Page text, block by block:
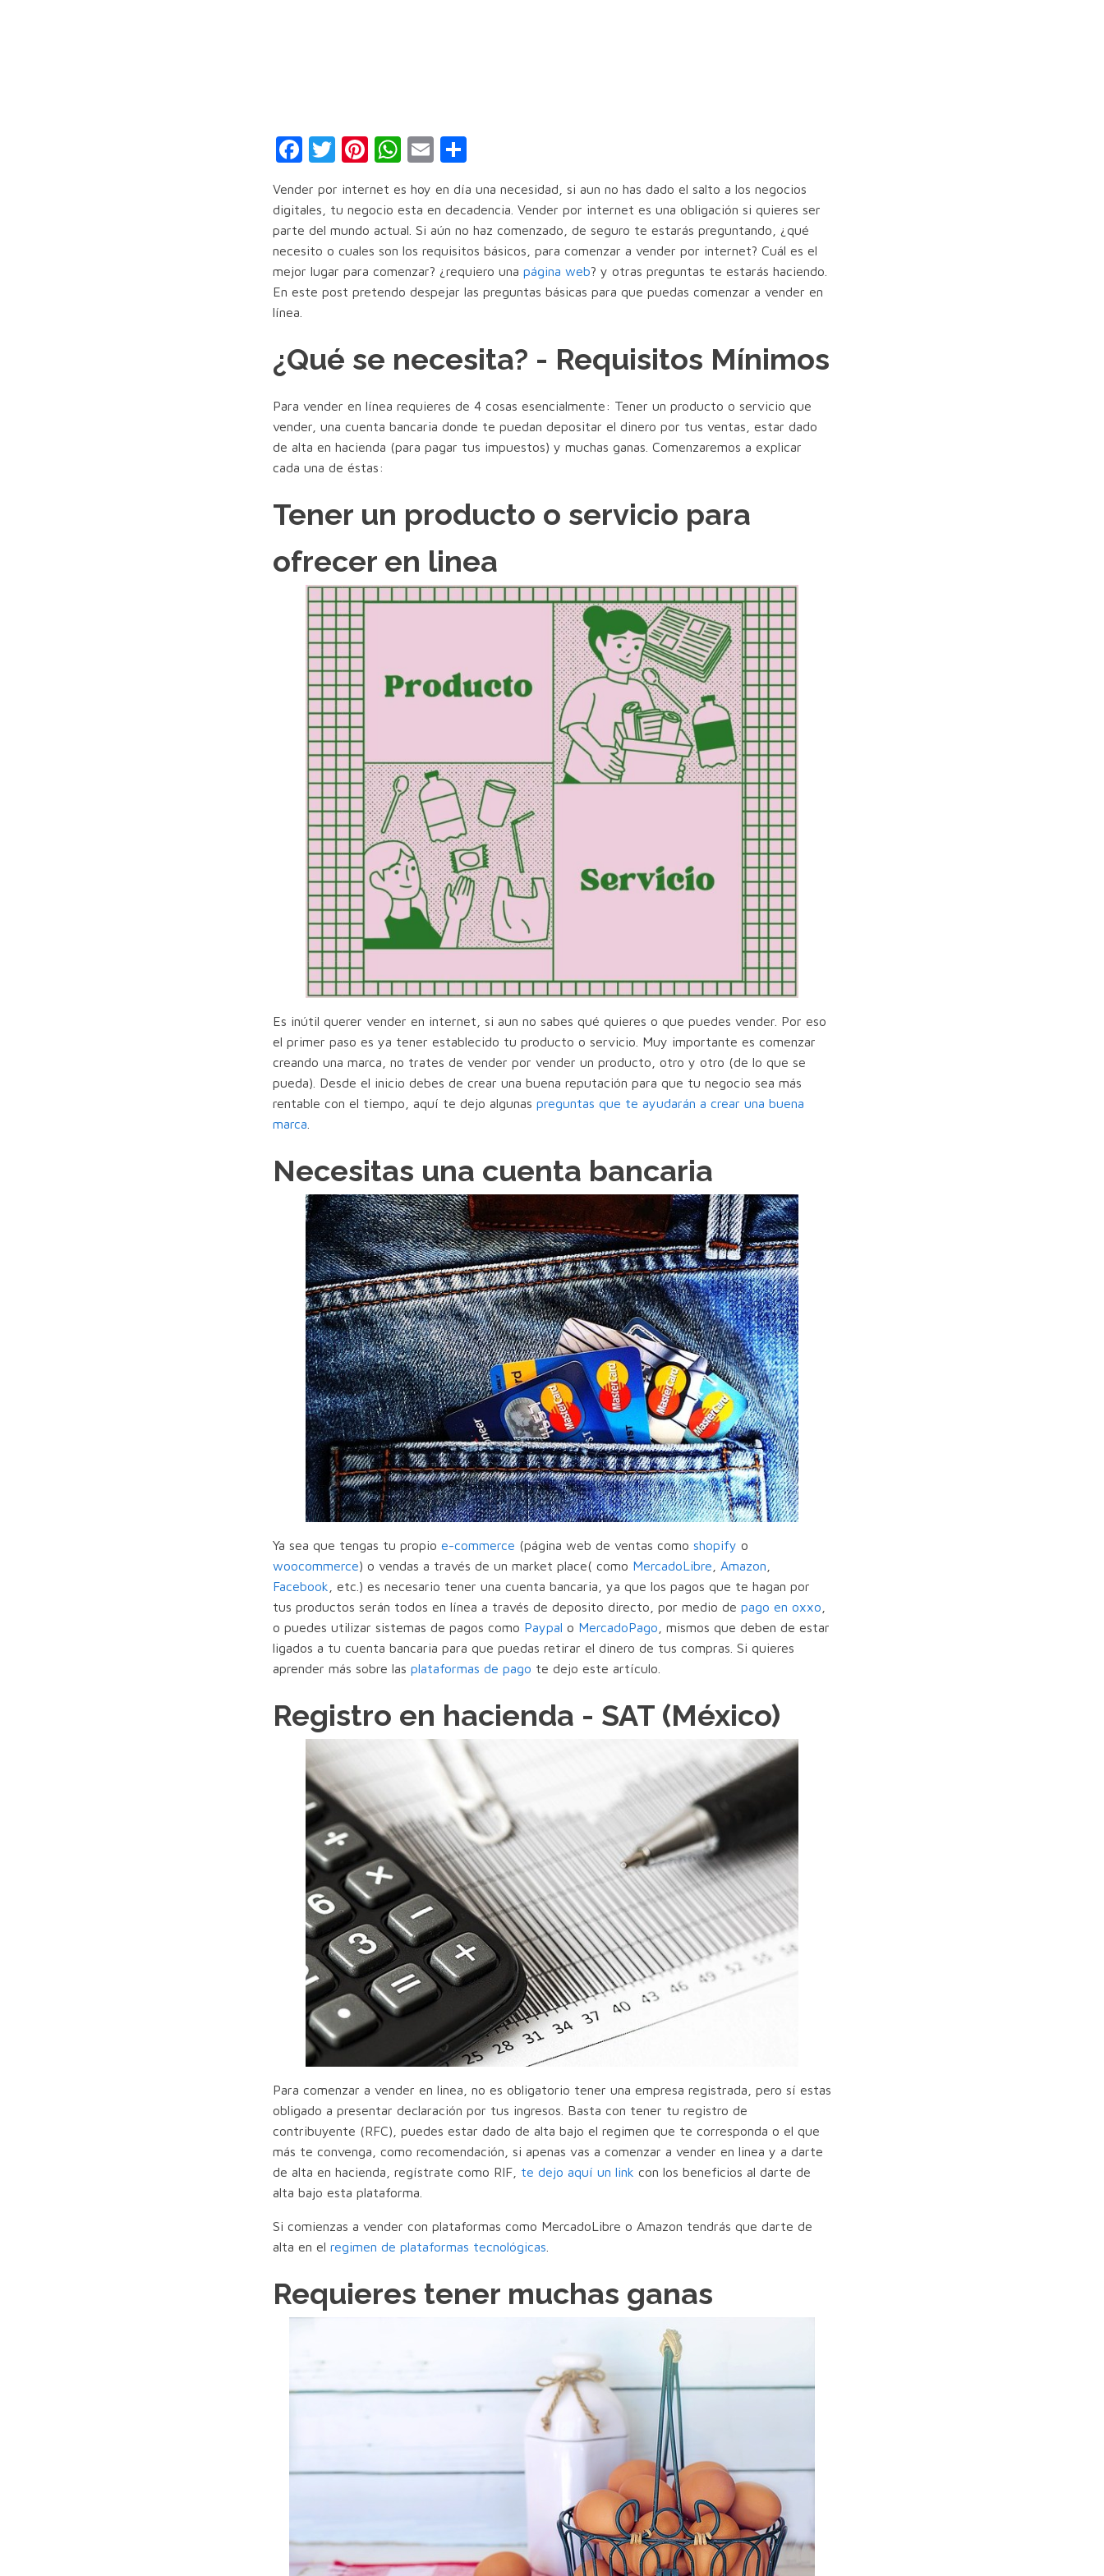
Facebook
Twitter
Pinterest
WhatsApp
Email
Vender por internet es hoy en día una necesidad, si aun no has dado el salto a los negocios
digitales, tu negocio esta en decadencia. Vender por internet es una obligación si quieres ser
parte del mundo actual. Si aún no haz comenzado, de seguro te estarás preguntando, ¿qué
necesito o cuales son los requisitos básicos, para comenzar a vender por internet? Cuál es el
mejor lugar para comenzar? ¿requiero una página web? y otras preguntas te estarás haciendo.
En este post pretendo despejar las preguntas básicas para que puedas comenzar a vender en
línea.
¿Qué se necesita? - Requisitos Mínimos
Para vender en línea requieres de 4 cosas esencialmente: Tener un producto o servicio que
vender, una cuenta bancaria donde te puedan depositar el dinero por tus ventas, estar dado
de alta en hacienda (para pagar tus impuestos) y muchas ganas. Comenzaremos a explicar
cada una de éstas:
Tener un producto o servicio para
ofrecer en linea
Es inútil querer vender en internet, si aun no sabes qué quieres o que puedes vender. Por eso
el primer paso es ya tener establecido tu producto o servicio. Muy importante es comenzar
creando una marca, no trates de vender por vender un producto, otro y otro (de lo que se
pueda). Desde el inicio debes de crear una buena reputación para que tu negocio sea más
rentable con el tiempo, aquí te dejo algunas preguntas que te ayudarán a crear una buena
marca
Necesitas una cuenta bancaria
Ya sea que tengas tu propio e-commerce (página web de ventas como shopify o
woocommerce) o vendas a través de un market place( como MercadoLibre Amazon
Facebook , etc.) es necesario tener una cuenta bancaria, ya que los pagos que te hagan por
tus productos serán todos en línea a través de deposito directo, por medio de pago en oxxo
o puedes utilizar sistemas de pagos como Paypal o MercadoPago , mismos que deben de estar
ligados a tu cuenta bancaria para que puedas retirar el dinero de tus compras. Si quieres
aprender más sobre las plataformas de pago te dejo este artículo.
Registro en hacienda - SAT (México)
Para comenzar a vender en linea, no es obligatorio tener una empresa registrada, pero sí estas
obligado a presentar declaración por tus ingresos. Basta con tener tu registro de
contribuyente (RFC), puedes estar dado de alta bajo el regimen que te corresponda o el que
más te convenga, como recomendación, si apenas vas a comenzar a vender en linea y a darte
de alta en hacienda, regístrate como RIF, te dejo aquí un link con los beneficios al darte de
alta bajo esta plataforma.
Si comienzas a vender con plataformas como MercadoLibre o Amazon tendrás que darte de
alta en el regimen de plataformas tecnológicas
Requieres tener muchas ganas